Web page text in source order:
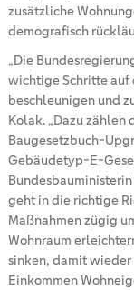
zusätzliche
demografisch
„Die
wichtige Schritte auf
beschleunigen und
Kolak. „Dazu zählen
Baugesetzbuch-
Gebäudetyp-E-
geht in die richtige
Maßnahmen zügig
Wohnraum
sinken, damit
Einkommen